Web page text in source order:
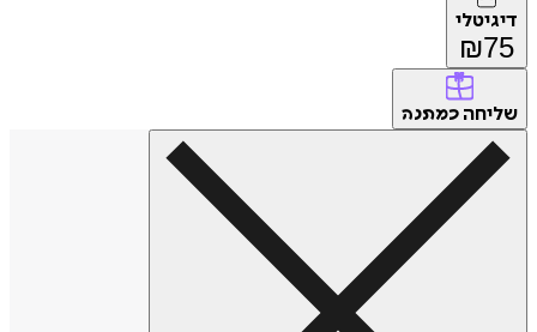
דיגיטלי
₪75
שליחה כמתנה